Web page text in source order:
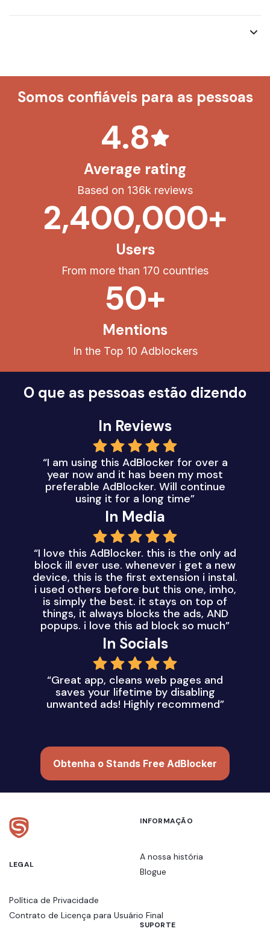
Somos confiáveis para as pessoas
4.8
Average rating
Based on 136k reviews
2,400,000+
Users
From more than 170 countries
50+
Mentions
In the Top 10 Adblockers
O que as pessoas estão dizendo
In Reviews
“I am using this AdBlocker for over a
year now and it has been my most
preferable AdBlocker. Will continue
using it for a long time”
In Media
“I love this AdBlocker. this is the only ad
block ill ever use. whenever i get a new
device, this is the first extension i instal.
i used others before but this one, imho,
is simply the best. it stays on top of
things, it always blocks the ads, AND
popups. i love this ad block so much”
In Socials
“Great app, cleans web pages and
saves your lifetime by disabling
unwanted ads! Highly recommend”
Obtenha o Stands Free AdBlocker
INFORMAÇÃO
A nossa história
Blogue
LEGAL
Política de Privacidade
Contrato de Licença para Usuário Final
SUPORTE